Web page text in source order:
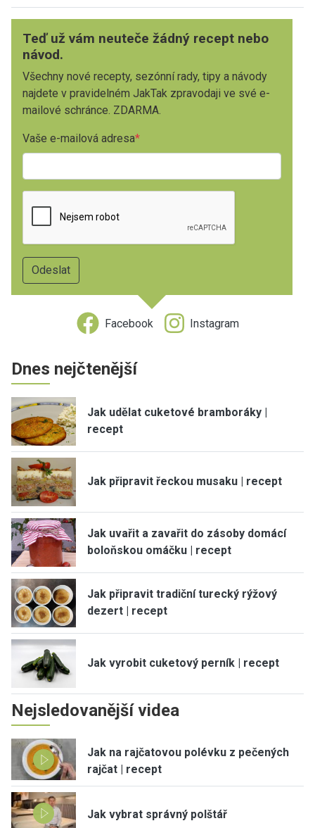
Teď už vám neuteče žádný recept nebo
návod.
Všechny nové recepty, sezónní rady, tipy a návody
najdete v pravidelném JakTak zpravodaji ve své e-
mailové schránce. ZDARMA.
Vaše e-mailová adresa
Facebook Instagram
Dnes nejčtenější
Jak udělat cuketové bramboráky |
recept
Jak připravit řeckou musaku | recept
Jak uvařit a zavařit do zásoby domácí
boloňskou omáčku | recept
Jak připravit tradiční turecký rýžový
dezert | recept
Jak vyrobit cuketový perník | recept
Nejsledovanější videa
Jak na rajčatovou polévku z pečených
rajčat | recept
Jak vybrat správný polštář